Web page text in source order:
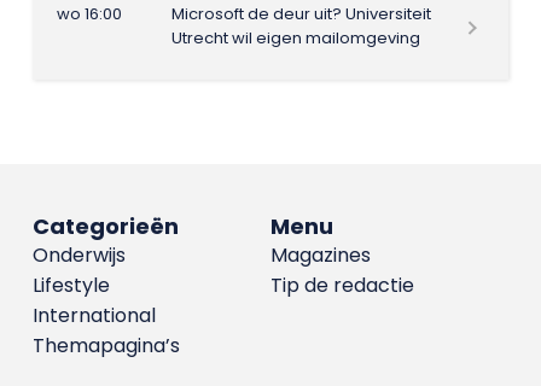
wo 16:00
Microsoft de deur uit? Universiteit
Utrecht wil eigen mailomgeving
Menu
Magazines
Tip de redactie
Categorieën
Onderwijs
Lifestyle
International
Themapagina’s